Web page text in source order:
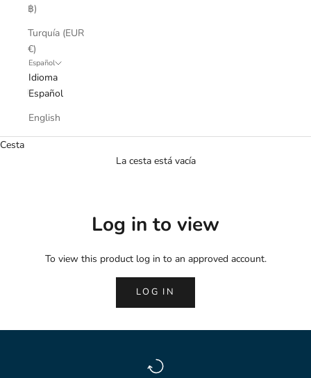
฿)
Turquía (EUR
€)
Español
Idioma
Español
English
Cesta
La cesta está vacía
Log in to view
To view this product log in to an approved account.
LOG IN